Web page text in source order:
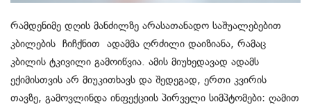
რამდენიმე დღის მანძილზე არასათანადო საშუალებებით
კბილების ჩიჩქნით ადამმა ღრძილი დაიზიანა, რამაც
კბილის ტკივილი გამოიწვია. ამის მიუხედავად ადამს
ექიმისთვის არ მიუკითხავს და შედეგად, ერთი კვირის
თავზე, გამოვლინდა ინფექციის პირველი სიმპტომები: ღამით